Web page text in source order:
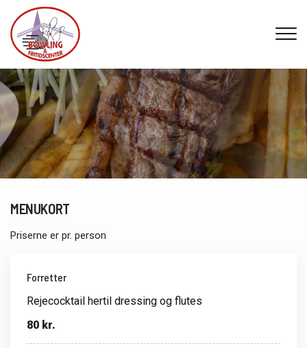
hovedindhold
MENUKORT
Priserne er pr. person
Forretter
Rejecocktail hertil dressing og flutes
80 kr.